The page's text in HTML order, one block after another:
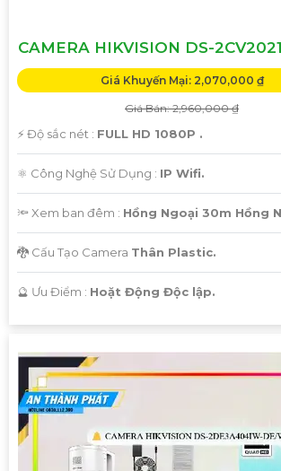
CAMERA HIKVISION DS-
Giá Khuyến Mại: 2,070,000 ₫
Giá Bán: 2,960,000 ₫
️⚡ Độ sắc nét : FULL HD 1080P .
⚛️ Công Nghệ Sử Dụng : IP Wifi.
🔦 Xem ban đêm : Hồng Ngoại 30m Hồng
🐉️ Cấu Tạo Camera Thân Plastic.
️🔮 Ưu Điểm : Hoặt Động Độc lập.